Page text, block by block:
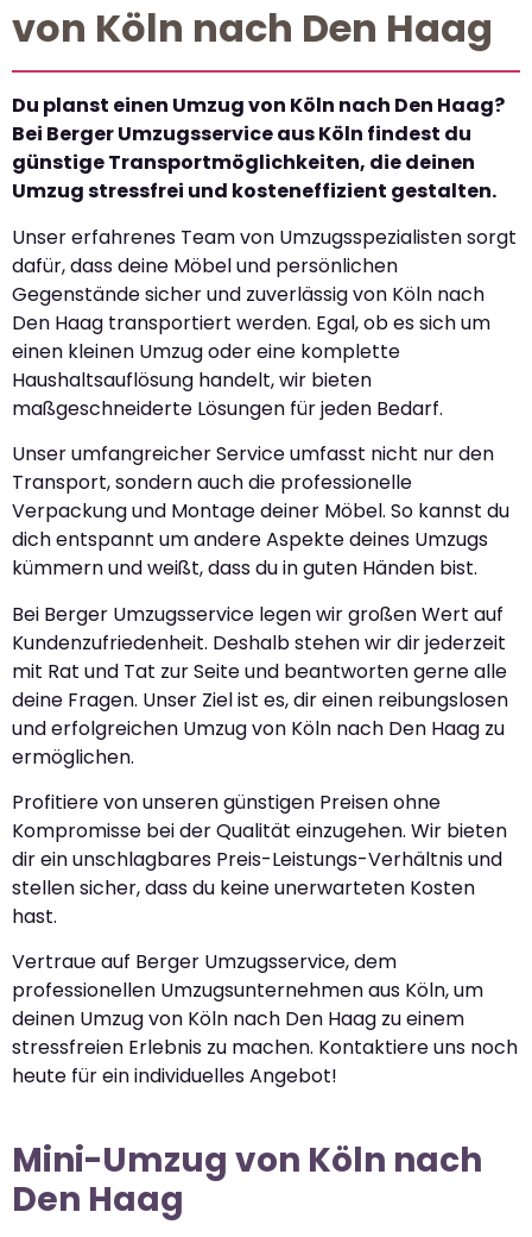
von Köln nach Den Haag
Du planst einen Umzug von Köln nach Den Haag?
Bei Berger Umzugsservice aus Köln findest du
günstige Transportmöglichkeiten, die deinen
Umzug stressfrei und kosteneffizient gestalten.
Unser erfahrenes Team von Umzugsspezialisten sorgt
dafür, dass deine Möbel und persönlichen
Gegenstände sicher und zuverlässig von Köln nach
Den Haag transportiert werden. Egal, ob es sich um
einen kleinen Umzug oder eine komplette
Haushaltsauflösung handelt, wir bieten
maßgeschneiderte Lösungen für jeden Bedarf.
Unser umfangreicher Service umfasst nicht nur den
Transport, sondern auch die professionelle
Verpackung und Montage deiner Möbel. So kannst du
dich entspannt um andere Aspekte deines Umzugs
kümmern und weißt, dass du in guten Händen bist.
Bei Berger Umzugsservice legen wir großen Wert auf
Kundenzufriedenheit. Deshalb stehen wir dir jederzeit
mit Rat und Tat zur Seite und beantworten gerne alle
deine Fragen. Unser Ziel ist es, dir einen reibungslosen
und erfolgreichen Umzug von Köln nach Den Haag zu
ermöglichen.
Profitiere von unseren günstigen Preisen ohne
Kompromisse bei der Qualität einzugehen. Wir bieten
dir ein unschlagbares Preis-Leistungs-Verhältnis und
stellen sicher, dass du keine unerwarteten Kosten
hast.
Vertraue auf Berger Umzugsservice, dem
professionellen Umzugsunternehmen aus Köln, um
deinen Umzug von Köln nach Den Haag zu einem
stressfreien Erlebnis zu machen. Kontaktiere uns noch
heute für ein individuelles Angebot!
Mini-Umzug von Köln nach
Den Haag